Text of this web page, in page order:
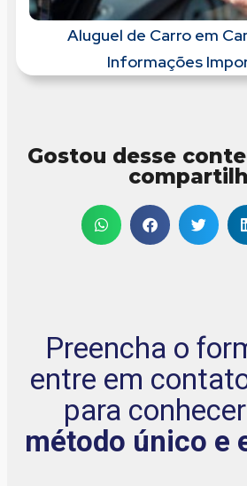
Aluguel de Carro em
Informações
Gostou desse
Preencha o
entre em
para conhecer
método único e